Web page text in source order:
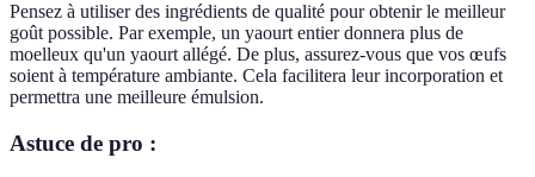
Pensez à utiliser des ingrédients de qualité pour obtenir le meilleur
goût possible. Par exemple, un yaourt entier donnera plus de
moelleux qu'un yaourt allégé. De plus, assurez-vous que vos œufs
soient à température ambiante. Cela facilitera leur incorporation et
permettra une meilleure émulsion.
Astuce de pro :